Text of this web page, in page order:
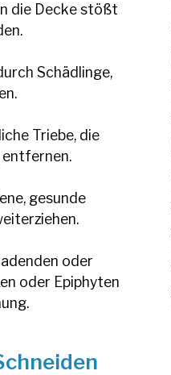
die Decke stößt
Schädlinge,
Triebe, die
gesunde
oder
oder Epiphyten